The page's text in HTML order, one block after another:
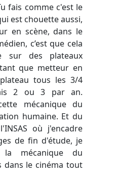
fais comme c'est le
est chouette aussi,
en scène, dans le
c’est que cela
sur des plateaux
que metteur en
tous les 3/4
2 ou 3 par an.
mécanique du
humaine. Et du
où j'encadre
de fin d'étude, je
mécanique du
dans le cinéma tout